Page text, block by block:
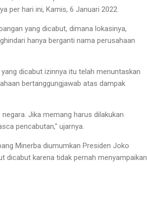
per hari ini, Kamis, 6 Januari 2022.
yang dicabut, dimana lokasinya,
hanya berganti nama perusahaan
dicabut izinnya itu telah menuntaskan
bertanggungjawab atas dampak
Jika memang harus dilakukan
pencabutan," ujarnya.
Minerba diumumkan Presiden Joko
dicabut karena tidak pernah menyampaikan